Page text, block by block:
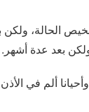
الحالة، ولكن
بعد عدة أشهر.
ألم في